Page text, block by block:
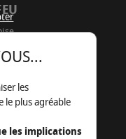
09
les
le plus agréable
les implications